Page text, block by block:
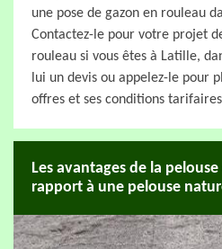
une pose de gazon en rouleau
Contactez-le pour votre projet
rouleau si vous êtes à Latille,
lui un devis ou appelez-le pour
offres et ses conditions
Les avantages de la
rapport à une pelouse